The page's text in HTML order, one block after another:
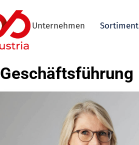
Unternehmen Sortiment
Geschäftsführung